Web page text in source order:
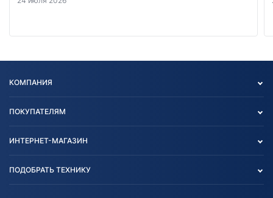
КОМПАНИЯ
Блог
ПОКУПАТЕЛЯМ
Согласие на обработку
ИНТЕРНЕТ-МАГАЗИН
Агротехника
ПОДОБРАТЬ ТЕХНИКУ